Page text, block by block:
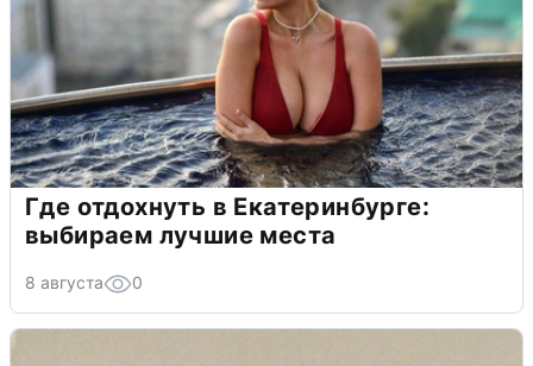
Где отдохнуть в Екатеринбурге:
выбираем лучшие места
8 августа 0